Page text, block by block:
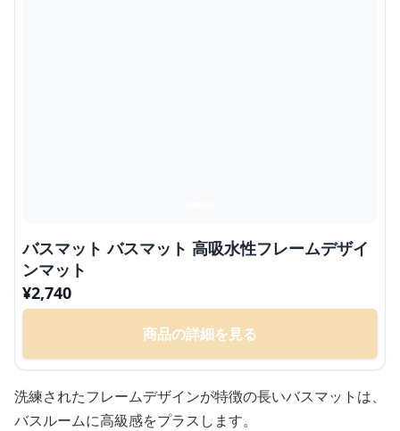
バスマット バスマット 高吸水性フレームデザイ
ンマット
¥2,740
商品の詳細を見る
洗練されたフレームデザインが特徴の長いバスマットは、
バスルームに高級感をプラスします。